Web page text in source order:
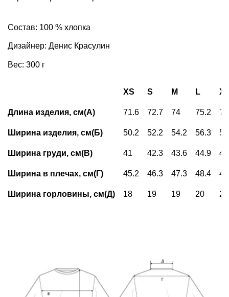
Состав: 100 % хлопка
Дизайнер: Денис Красулин
Вес: 300 г
XS S M L
Длина изделия, см(А) 71.6 72.7 74 75.2
Ширина изделия, см(Б) 50.2 52.2 54.2 56.3
Ширина груди, см(В) 41 42.3 43.6 44.9
Ширина в плечах, см(Г) 45.2 46.3 47.3 48.4
Ширина горловины, см(Д) 18 19 19 20 20